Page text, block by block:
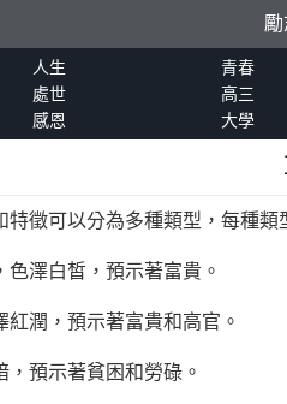
人生 青春
處世 高三
感恩 大學
徵可以分為多種類型，每種
澤白皙，預示著富貴。
潤，預示著富貴和高官。
預示著貧困和勞碌。